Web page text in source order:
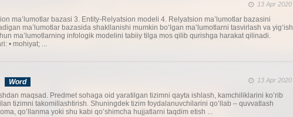
13 Apr 2020
ma’lumotlar bazasi 3. Entity-Relyatsion modeli 4. Relyatsion ma’lumotlar bazasini
ma’lumotlar bazasida shakllanishi mumkin bo‘lgan ma’lumotlarni tasvirlash va yig‘ish
ma’lumotlarning infologik modelini tabiiy tilga mos qilib qurishga harakat qilinadi.
• mohiyat; ...
Word 13 Apr 2020
maqsad. Predmet sohaga oid yaratilgan tizimni qayta ishlash, kamchiliklarini ko’rib
tizimni takomillashtirish. Shuningdek tizim foydalanuvchilarini qo’llab – quvvatlash
qo’llanma yoki shu kabi qo’shimcha hujjatlarni taqdim etish ...